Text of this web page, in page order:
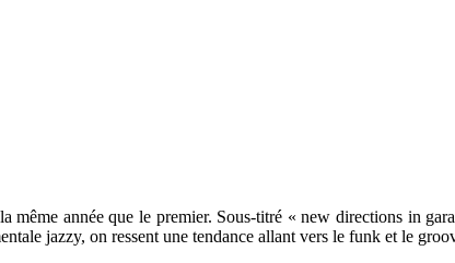
année que le premier. Sous-titré « new directions in
jazzy, on ressent une tendance allant vers le funk et le